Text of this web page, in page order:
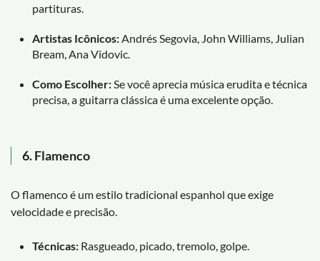
partituras.
Artistas Icônicos: Andrés Segovia, John Williams, Julian
Bream, Ana Vidovic.
Como Escolher: Se você aprecia música erudita e técnica
precisa, a guitarra clássica é uma excelente opção.
6.Flamenco
O flamenco é um estilo tradicional espanhol que exige
velocidade e precisão.
Técnicas: Rasgueado, picado, tremolo, golpe.